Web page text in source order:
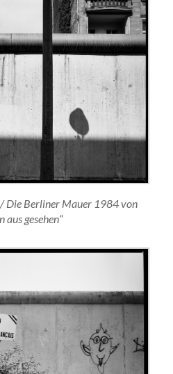
Die Berliner Mauer 1984 von
aus gesehen“